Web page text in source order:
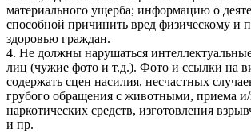
материального ущерба; информацию о
способной причинить вред физическому и
здоровью граждан.
4. Не должны нарушаться
лиц (чужие фото и т.д.). Фото и ссылки на
содержать сцен насилия, несчастных
грубого обращения с животными, приема
наркотических средств, изготовления
и пр.